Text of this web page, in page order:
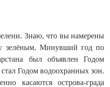
Знаю, что вы намерены
зелёным. Минувший год по
был объявлен Годом
Годом водоохранных зон.
касаются острова‑града